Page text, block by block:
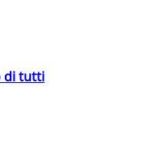
di tutti